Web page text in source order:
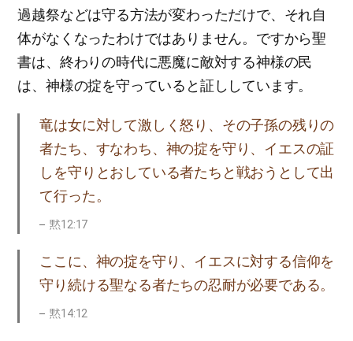
過越祭などは守る方法が変わっただけで、それ自
体がなくなったわけではありません。ですから聖
書は、終わりの時代に悪魔に敵対する神様の民
は、神様の掟を守っていると証ししています。
竜は女に対して激しく怒り、その子孫の残りの
者たち、すなわち、神の掟を守り、イエスの証
しを守りとおしている者たちと戦おうとして出
て行った。
黙12:17
ここに、神の掟を守り、イエスに対する信仰を
守り続ける聖なる者たちの忍耐が必要である。
黙14:12